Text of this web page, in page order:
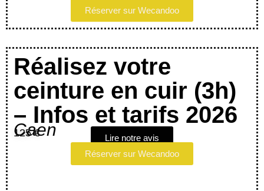
Réserver sur Wecandoo
Réalisez votre
ceinture en cuir (3h)
– Infos et tarifs 2026
Caen
125 €
Lire notre avis
Réserver sur Wecandoo